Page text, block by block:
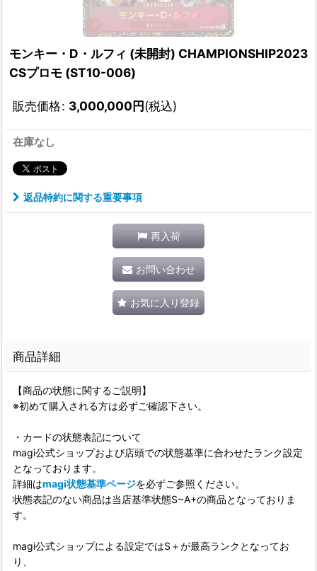
モンキー・D・ルフィ (未開封) CHAMPIONSHIP2023
CSプロモ (ST10-006)
販売価格: 3,000,000円(税込)
在庫なし
返品特約に関する重要事項
再入荷
お問い合わせ
お気に入り登録
商品詳細
【商品の状態に関するご説明】
※初めて購入される方は必ずご確認下さい。
・カードの状態表記について
magi公式ショップおよび店頭での状態基準に合わせたランク設定
となっております。
詳細はmagi状態基準ページを必ずご参照ください。
状態表記のない商品は当店基準状態S~A+の商品となっておりま
す。
magi公式ショップによる設定ではS＋が最高ランクとなってお
り、